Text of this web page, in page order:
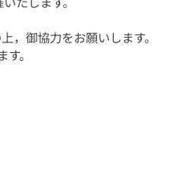
，御協力をお願いします。
。